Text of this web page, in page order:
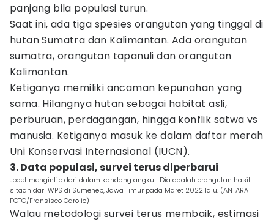
panjang bila populasi turun.
Saat ini, ada tiga spesies orangutan yang tinggal di
hutan Sumatra dan Kalimantan. Ada orangutan
sumatra, orangutan tapanuli dan orangutan
Kalimantan.
Ketiganya memiliki ancaman kepunahan yang
sama. Hilangnya hutan sebagai habitat asli,
perburuan, perdagangan, hingga konflik satwa vs
manusia. Ketiganya masuk ke dalam daftar merah
Uni Konservasi Internasional (IUCN).
3. Data populasi, survei terus diperbarui
Jodet mengintip dari dalam kandang angkut. Dia adalah orangutan hasil
sitaan dari WPS di Sumenep, Jawa Timur pada Maret 2022 lalu. (ANTARA
FOTO/Fransisco Carolio)
Walau metodologi survei terus membaik, estimasi